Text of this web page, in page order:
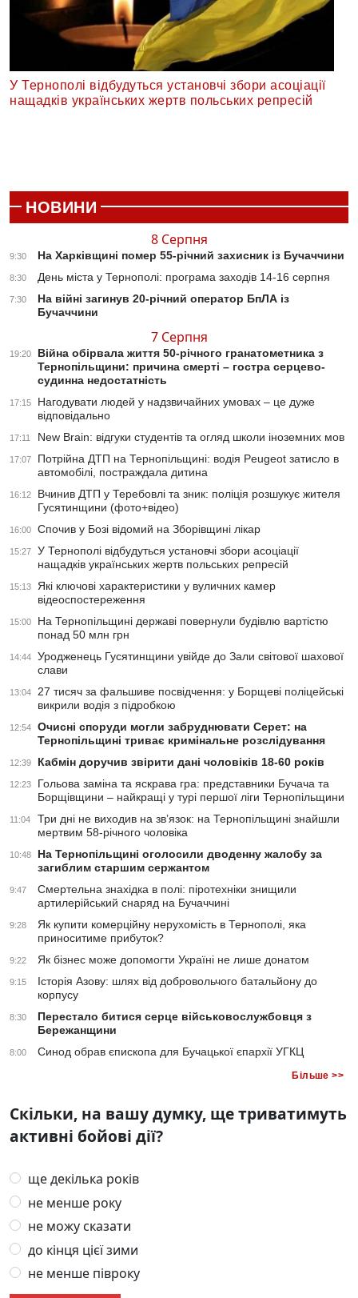
У Тернополі відбудуться установчі збори асоціації
нащадків українських жертв польських репресій
НОВИНИ
8 Серпня
9:30 На Харківщині помер 55-річний захисник із Бучаччини
8:30 День міста у Тернополі: програма заходів 14-16 серпня
7:30
На війні загинув 20-річний оператор БпЛА із
Бучаччини
7 Серпня
19:20
Війна обірвала життя 50-річного гранатометника з
Тернопільщини: причина смерті – гостра серцево-
судинна недостатність
17:15
Нагодувати людей у надзвичайних умовах – це дуже
відповідально
17:11 New Brain: відгуки студентів та огляд школи іноземних мов
17:07
Потрійна ДТП на Тернопільщині: водія Peugeot затисло в
автомобілі, постраждала дитина
16:12
Вчинив ДТП у Теребовлі та зник: поліція розшукує жителя
Гусятинщини (фото+відео)
16:00 Спочив у Бозі відомий на Зборівщині лікар
15:27
У Тернополі відбудуться установчі збори асоціації
нащадків українських жертв польських репресій
15:13
Які ключові характеристики у вуличних камер
відеоспостереження
15:00
На Тернопільщині державі повернули будівлю вартістю
понад 50 млн грн
14:44
Уродженець Гусятинщини увійде до Зали світової шахової
слави
13:04
27 тисяч за фальшиве посвідчення: у Борщеві поліцейські
викрили водія з підробкою
12:54
Очисні споруди могли забруднювати Серет: на
Тернопільщині триває кримінальне розслідування
12:39 Кабмін доручив звірити дані чоловіків 18-60 років
12:23
Гольова заміна та яскрава гра: представники Бучача та
Борщівщини – найкращі у турі першої ліги Тернопільщини
11:04
Три дні не виходив на зв’язок: на Тернопільщині знайшли
мертвим 58-річного чоловіка
10:48
На Тернопільщині оголосили дводенну жалобу за
загиблим старшим сержантом
9:47
Смертельна знахідка в полі: піротехніки знищили
артилерійський снаряд на Бучаччині
9:28
Як купити комерційну нерухомість в Тернополі, яка
приноситиме прибуток?
9:22 Як бізнес може допомогти Україні не лише донатом
9:15
Історія Азову: шлях від добровольчого батальйону до
корпусу
8:30
Перестало битися серце військовослужбовця з
Бережанщини
8:00 Синод обрав єпископа для Бучацької єпархії УГКЦ
Більше >>
Скільки, на вашу думку, ще триватимуть
активні бойові дії?
ще декілька років
не менше року
не можу сказати
до кінця цієї зими
не менше півроку